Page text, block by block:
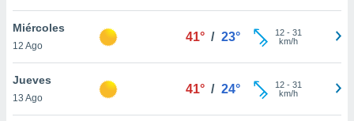
Miércoles
12 Ago
41° / 23° 12- 31
km/h
Jueves
13 Ago
41° / 24° 12- 31
km/h